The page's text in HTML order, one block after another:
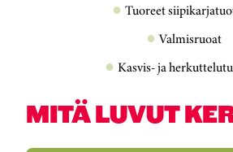
Tuoreet
Valmisruoat
Kasvis- ja
MITÄ LUVUT